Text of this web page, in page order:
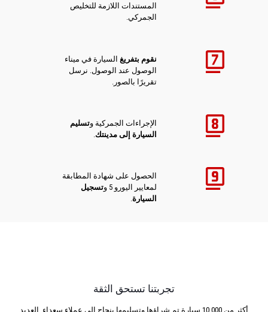
المستندات اللازمة للتخليص
الجمركي.
نقوم بتفريغ السيارة في ميناء
الوصول عند الوصول. نرسل
تقريرًا بالصور.
الإجراءات الجمركية وتسليم
السيارة إلى مدينتك
الحصول على شهادة المطابقة
لمعايير اليورو 5 و
تسجيل
السيارة.
تجربتنا تستحق الثقة
أكثر من 10,000 سيارة تم شراؤها وتسليمها بنجاح إلى عملاء سعداء. العديد